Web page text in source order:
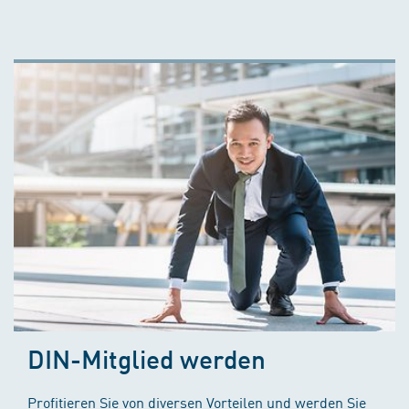
DIN-Mitglied werden
Profitieren Sie von diversen Vorteilen und werden Sie